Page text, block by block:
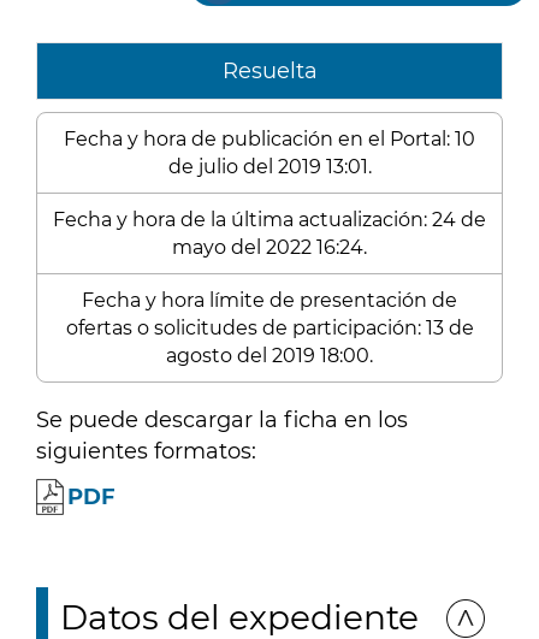
Resuelta
Fecha y hora de publicación en el Portal: 10
de julio del 2019 13:01.
Fecha y hora de la última actualización: 24 de
mayo del 2022 16:24.
Fecha y hora límite de presentación de
ofertas o solicitudes de participación: 13 de
agosto del 2019 18:00.
Se puede descargar la ficha en los
siguientes formatos:
PDF
Datos del expediente